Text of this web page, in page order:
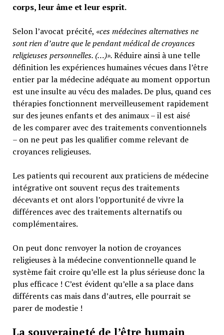
corps, leur âme et leur esprit.
Selon l’avocat précité, «ces médecines alternatives ne
sont rien d’autre que le pendant médical de croyances
religieuses personnelles. (…)».Réduire ainsi à une telle
définition les expériences humaines vécues dans l’être
entier par la médecine adéquate au moment opportun
est une insulte au vécu des malades. De plus, quand ces
thérapies fonctionnent merveilleusement rapidement
sur des jeunes enfants et des animaux – il est aisé
de les comparer avec des traitements conventionnels
– on ne peut pas les qualifier comme relevant de
croyances religieuses.
Les patients qui recourent aux praticiens de médecine
intégrative ont souvent reçus des traitements
décevants et ont alors l’opportunité de vivre la
différences avec des traitements alternatifs ou
complémentaires.
On peut donc renvoyer la notion de croyances
religieuses à la médecine conventionnelle quand le
système fait croire qu’elle est la plus sérieuse donc la
plus efficace ! C’est évident qu’elle a sa place dans
différents cas mais dans d’autres, elle pourrait se
parer de modestie !
La souveraineté de l’être humain